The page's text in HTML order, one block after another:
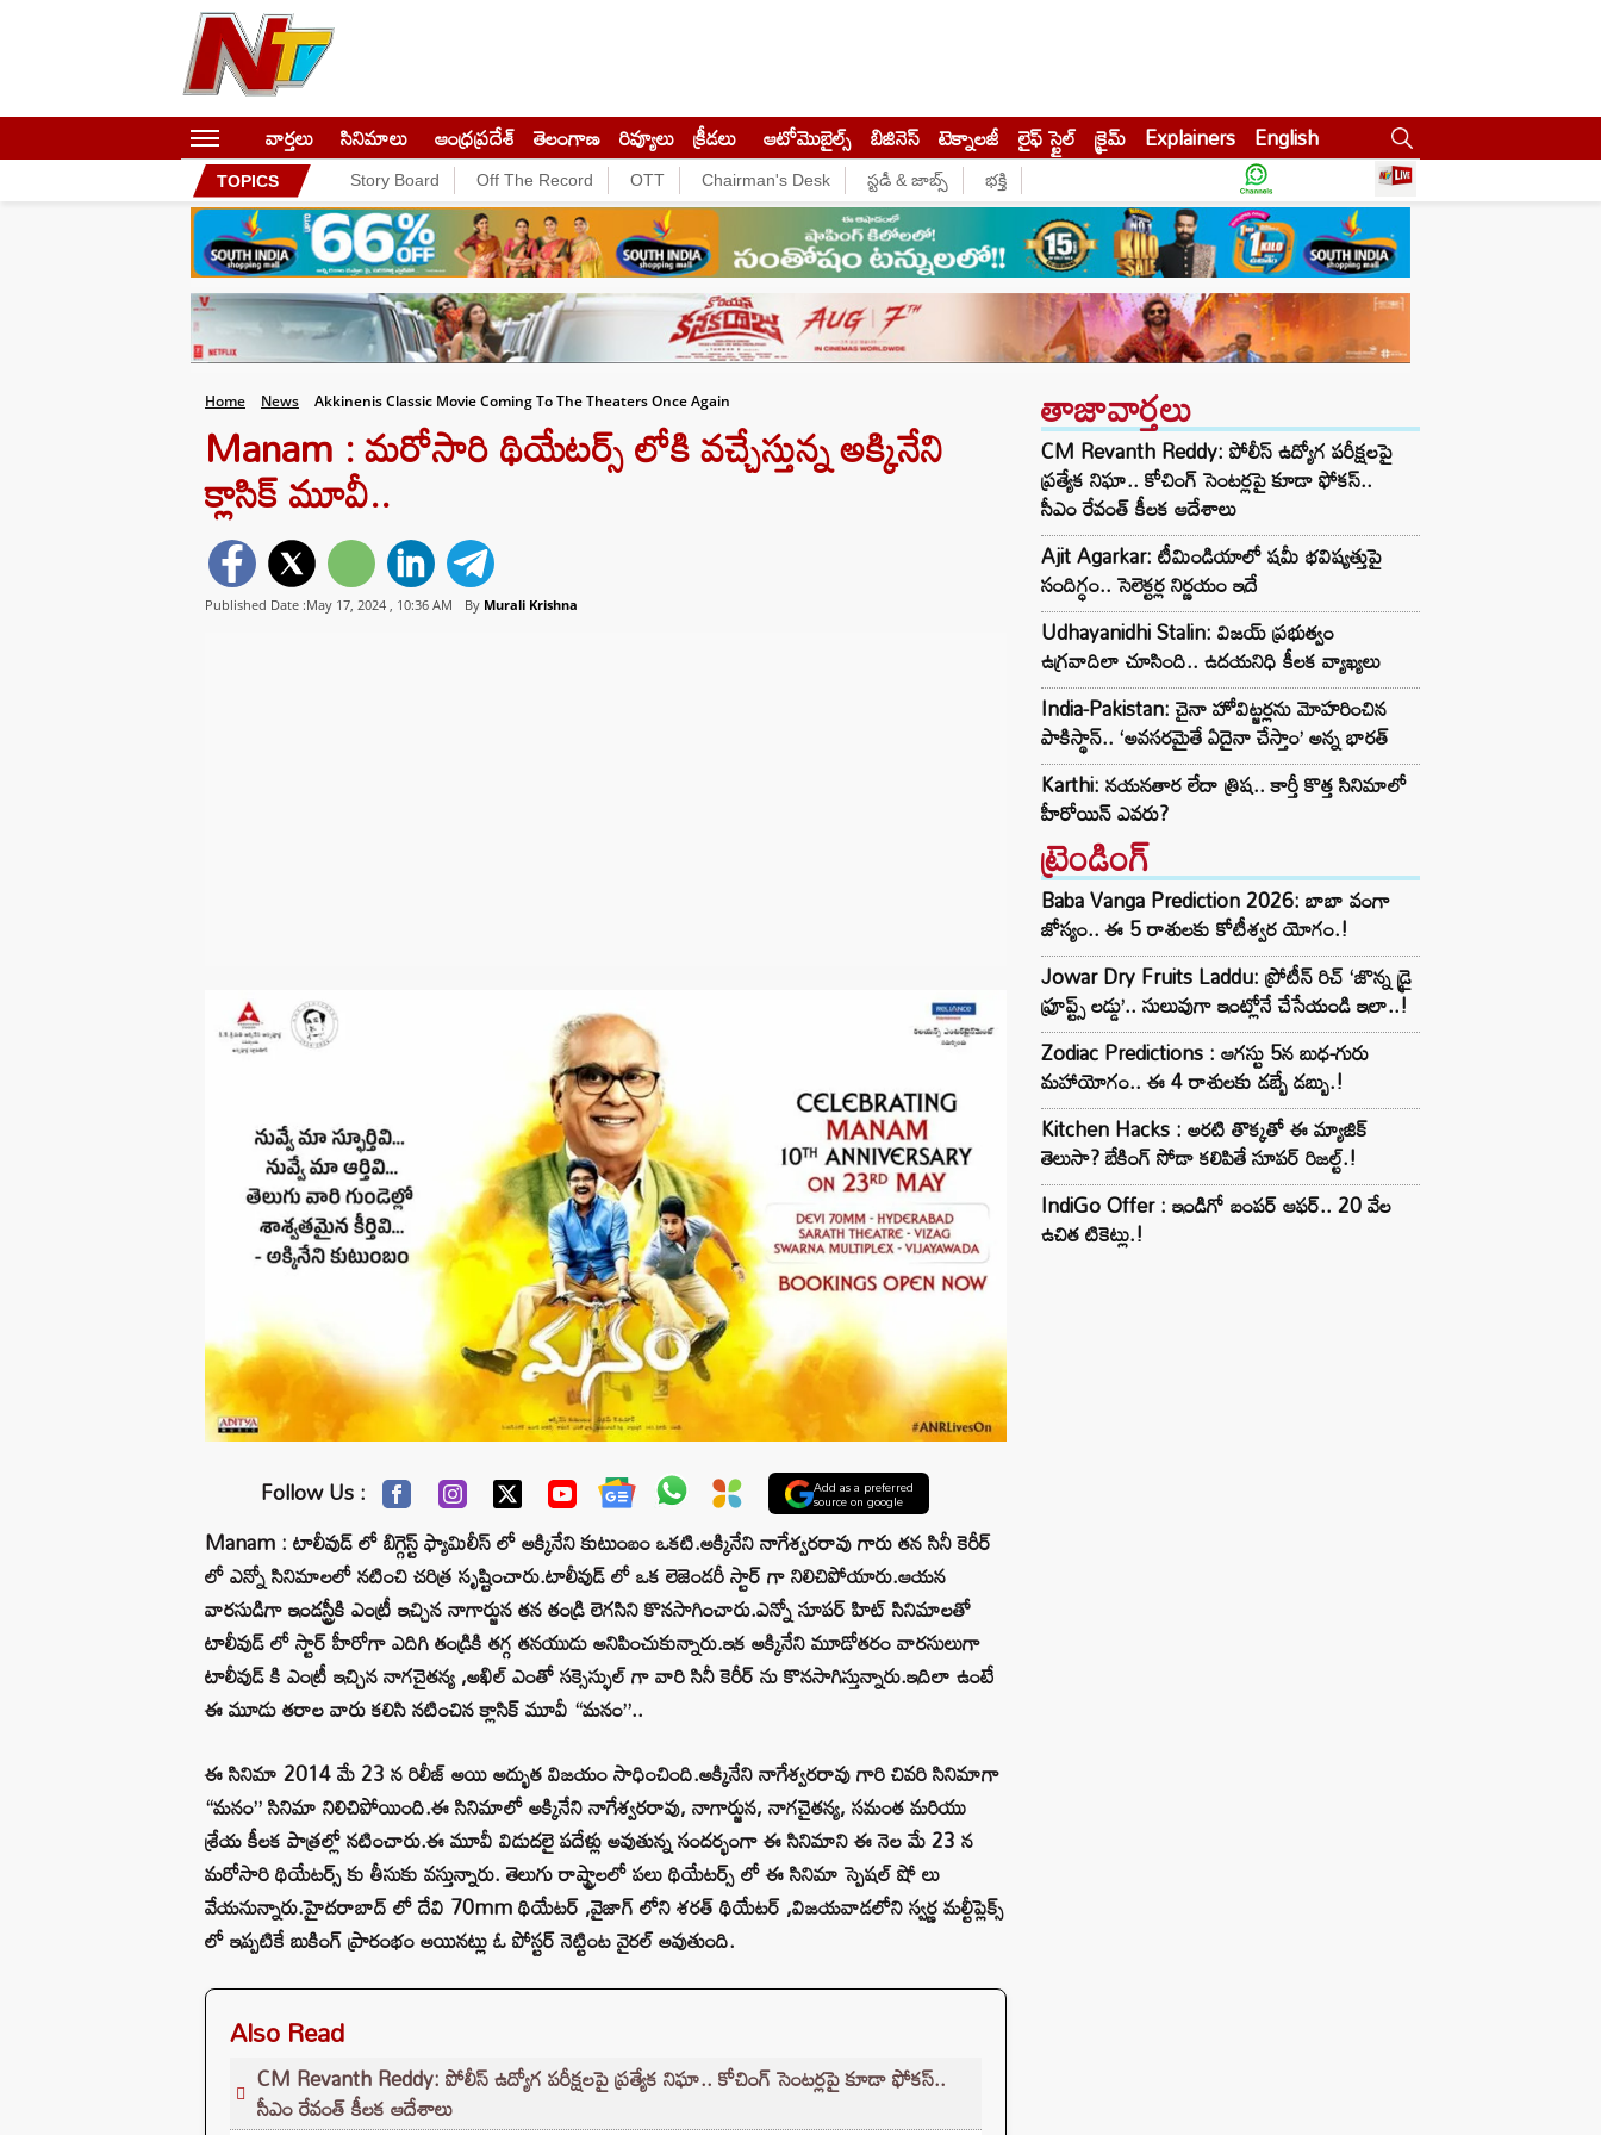
వార్తలు సినిమాలు ఆంధ్రప్రదేశ్ తెలంగాణ రివ్యూలు క్రీడలు ఆటోమొబైల్స్ బిజినెస్‌ టెక్నాలజీ లైఫ్ స్టైల్ క్రైమ్ Explainers English
TOPICS Story Board Off The Record OTT Chairman's Desk స్టడీ & జాబ్స్ భక్తి
Home News Akkinenis Classic Movie Coming To The Theaters Once Again
Manam : మరోసారి థియేటర్స్ లోకి వచ్చేస్తున్న అక్కినేని
క్లాసిక్ మూవీ..
Published Date :May 17, 2024 , 10:36 AM By Murali Krishna
Follow Us : Add as a preferred
source on google
Manam : టాలీవుడ్ లో బిగ్గెస్ట్ ఫ్యామిలీస్ లో అక్కినేని కుటుంబం ఒకటి.అక్కినేని నాగేశ్వరరావు గారు తన సినీ కెరీర్
లో ఎన్నో సినిమాలలో నటించి చరిత్ర సృష్టించారు.టాలీవుడ్ లో ఒక లెజెండరీ స్టార్ గా నిలిచిపోయారు.ఆయన
వారసుడిగా ఇండస్ట్రీకి ఎంట్రీ ఇచ్చిన నాగార్జున తన తండ్రి లెగసిని కొనసాగించారు.ఎన్నో సూపర్ హిట్ సినిమాలతో
టాలీవుడ్ లో స్టార్ హీరోగా ఎదిగి తండ్రికి తగ్గ తనయుడు అనిపించుకున్నారు.ఇక అక్కినేని మూడోతరం వారసులుగా
టాలీవుడ్ కి ఎంట్రీ ఇచ్చిన నాగచైతన్య ,అఖిల్ ఎంతో సక్సెస్ఫుల్ గా వారి సినీ కెరీర్ ను కొనసాగిస్తున్నారు.ఇదిలా ఉంటే
ఈ మూడు తరాల వారు కలిసి నటించిన క్లాసిక్ మూవీ “మనం”..
ఈ సినిమా 2014 మే 23 న రిలీజ్ అయి అద్భుత విజయం సాధించింది.అక్కినేని నాగేశ్వరరావు గారి చివరి సినిమాగా
“మనం” సినిమా నిలిచిపోయింది.ఈ సినిమాలో అక్కినేని నాగేశ్వరరావు, నాగార్జున, నాగచైతన్య, సమంత మరియు
శ్రేయ కీలక పాత్రల్లో నటించారు.ఈ మూవీ విడుదలై పదేళ్లు అవుతున్న సందర్భంగా ఈ సినిమాని ఈ నెల మే 23 న
మరోసారి థియేటర్స్ కు తీసుకు వస్తున్నారు. తెలుగు రాష్ట్రాలలో పలు థియేటర్స్ లో ఈ సినిమా స్పెషల్ షో లు
వేయనున్నారు.హైదరాబాద్ లో దేవి 70mm థియేటర్ ,వైజాగ్ లోని శరత్ థియేటర్ ,విజయవాడలోని స్వర్ణ మల్టీప్లెక్స్
లో ఇప్పటికే బుకింగ్ ప్రారంభం అయినట్లు ఓ పోస్టర్ నెట్టింట వైరల్ అవుతుంది.
Also Read
CM Revanth Reddy: పోలీస్ ఉద్యోగ పరీక్షలపై ప్రత్యేక నిఘా.. కోచింగ్ సెంటర్లపై కూడా ఫోకస్..
సీఎం రేవంత్ కీలక ఆదేశాలు
తాజావార్తలు
CM Revanth Reddy: పోలీస్ ఉద్యోగ పరీక్షలపై
ప్రత్యేక నిఘా.. కోచింగ్ సెంటర్లపై కూడా ఫోకస్..
సీఎం రేవంత్ కీలక ఆదేశాలు
Ajit Agarkar: టీమిండియాలో షమీ భవిష్యత్తుపై
సందిగ్ధం.. సెలెక్టర్ల నిర్ణయం ఇదే
Udhayanidhi Stalin: విజయ్ ప్రభుత్వం
ఉగ్రవాదిలా చూసింది.. ఉదయనిధి కీలక వ్యాఖ్యలు
India-Pakistan: చైనా హోవిట్జర్లను మోహరించిన
పాకిస్థాన్.. ‘అవసరమైతే ఏదైనా చేస్తాం’ అన్న భారత్
Karthi: నయనతార లేదా త్రిష.. కార్తీ కొత్త సినిమాలో
హీరోయిన్ ఎవరు?
ట్రెండింగ్‌
Baba Vanga Prediction 2026: బాబా వంగా
జోస్యం.. ఈ 5 రాశులకు కోటీశ్వర యోగం.!
Jowar Dry Fruits Laddu: ప్రోటీన్ రిచ్ ‘జొన్న డ్రై
ఫ్రూప్ట్స్ లడ్డు’.. సులువుగా ఇంట్లోనే చేసేయండి ఇలా..!
Zodiac Predictions : ఆగస్టు 5న బుధ-గురు
మహాయోగం.. ఈ 4 రాశులకు డబ్బే డబ్బు.!
Kitchen Hacks : అరటి తొక్కతో ఈ మ్యాజిక్
తెలుసా? బేకింగ్ సోడా కలిపితే సూపర్ రిజల్ట్.!
IndiGo Offer : ఇండిగో బంపర్ ఆఫర్.. 20 వేల
ఉచిత టికెట్లు.!